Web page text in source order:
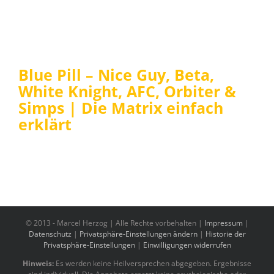
Blue Pill – Nice Guy, Beta,
White Knight, AFC, Orbiter &
Simps | Die Matrix einfach
erklärt
© 2013 - Marcel Herzog | Alle Rechte vorbehalten | Impressum |
Datenschutz | Privatsphäre-Einstellungen ändern| Historie der
Privatsphäre-Einstellungen| Einwilligungen widerrufen
Hinweis: Es werden keine Heilversprechen abgegeben. Ergebnisse